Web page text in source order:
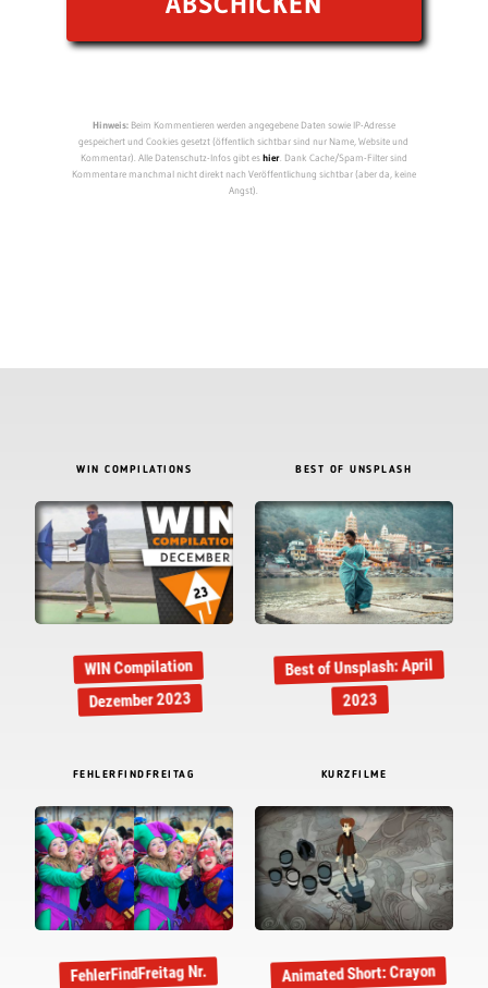
Hinweis:Beim Kommentieren werden angegebene Daten sowie IP-Adresse
gespeichert und Cookies gesetzt (öffentlich sichtbar sind nur Name, Website und
Kommentar). Alle Datenschutz-Infos gibt eshier. Dank Cache/Spam-Filter sind
Kommentare manchmal nicht direkt nach Veröffentlichung sichtbar (aber da, keine
Angst).
WIN COMPILATIONS
WIN Compilation
Dezember 2023
BEST OF UNSPLASH
Best of Unsplash: April
2023
FEHLERFINDFREITAG
FehlerFindFreitag Nr.
KURZFILME
Animated Short: Crayon